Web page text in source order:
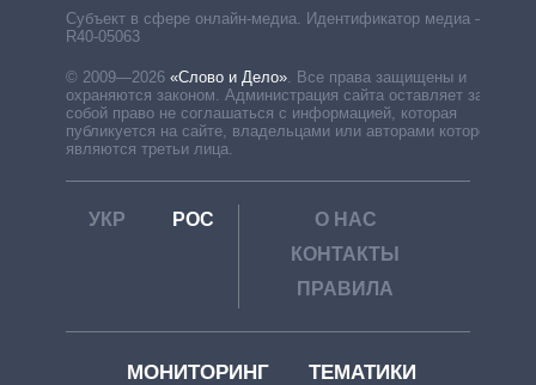
Субъект в сфере онлайн-медиа. Идентификатор медиа –
R40-05063
© 2009—2026 «Слово и Дело»
Все права защищены и
охраняются законом. Администрация сайта оставляет за
собой право не соглашаться с информацией, которая
публикуется на сайте, владельцами или авторами которой
являются третьи лица.
УКР РОС
О НАС
КОНТАКТЫ
ПРАВИЛА
МОНИТОРИНГ ТЕМАТИКИ